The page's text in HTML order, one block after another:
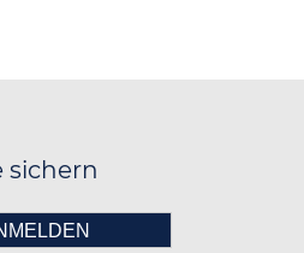
sichern